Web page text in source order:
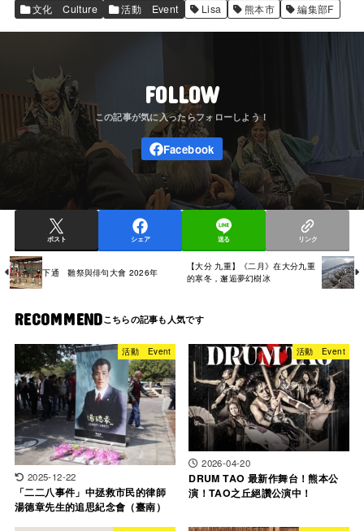
文化 Culture 活動 Event Lisa 熊本市 編集部F
FOLLOW
ポスト シェア 送る リンク
下通 雛祭與俳句大會 2026年
【大分 九重】《二月》在大分九重
的寒冬，邂逅夢幻樹冰
RECOMMEND
活動 Event
2025-12-22
「二二八事件」中拯救市民的律師
湯德章先生的追思紀念會（臺南）
活動 Event
2026-04-20
DRUM TAO 最新作舞台！熊本公
演！TAO之丘絕讚公演中！